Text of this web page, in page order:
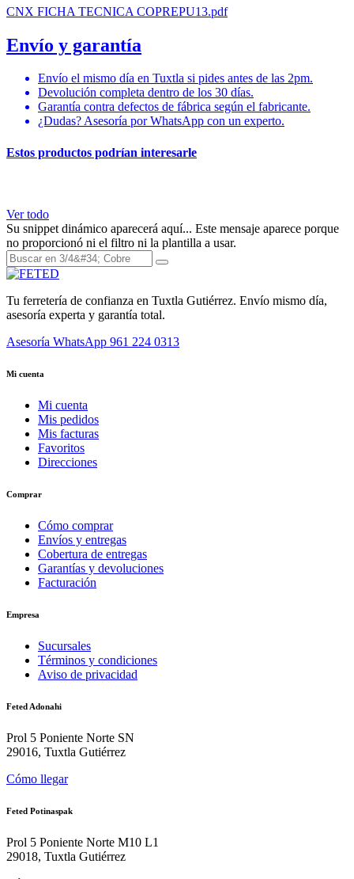
CNX FICHA TECNICA COPREPU13.pdf
Envío y garantía
Envío el mismo día en Tuxtla si pides antes de las 2pm.
Devolución completa dentro de los 30 días.
Garantía contra defectos de fábrica según el fabricante.
¿Dudas? Asesoría por WhatsApp con un experto.
Estos productos podrían interesarle
Ver todo
Su snippet dinámico aparecerá aquí... Este mensaje aparece porque
no proporcionó ni el filtro ni la plantilla a usar.
Tu ferretería de confianza en Tuxtla Gutiérrez. Envío mismo día,
asesoría experta y garantía total.
Asesoría WhatsApp 961 224 0313
Mi cuenta
Mi cuenta
Mis pedidos
Mis facturas
Favoritos
Direcciones
Comprar
Cómo comprar
Envíos y entregas
Cobertura de entregas
Garantías y devoluciones
Facturación
Empresa
Sucursales
Términos y condiciones
Aviso de privacidad
Feted Adonahi
Prol 5 Poniente Norte SN
29016, Tuxtla Gutiérrez
Cómo llegar
Feted Potinaspak
Prol 5 Poniente Norte M10 L1
29018, Tuxtla Gutiérrez